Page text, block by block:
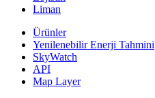
Liman
Ürünler
Yenilenebilir Enerji Tahmini
SkyWatch
API
Map Layer